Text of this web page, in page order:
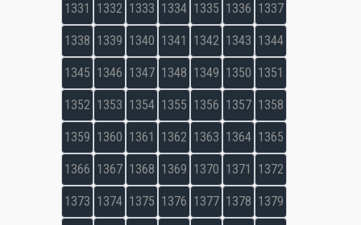
1331 1332 1333 1334 1335 1336 1337
1338 1339 1340 1341 1342 1343 1344
1345 1346 1347 1348 1349 1350 1351
1352 1353 1354 1355 1356 1357 1358
1359 1360 1361 1362 1363 1364 1365
1366 1367 1368 1369 1370 1371 1372
1373 1374 1375 1376 1377 1378 1379